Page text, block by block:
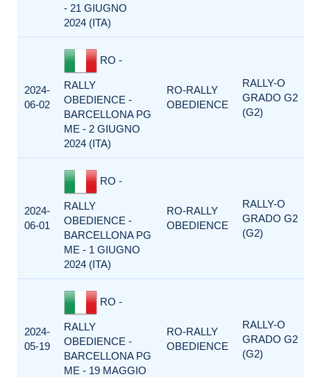
- 21 GIUGNO
2024 (ITA)
2024-
06-02
RO -
RALLY
OBEDIENCE -
BARCELLONA PG
ME - 2 GIUGNO
2024 (ITA)
RO-RALLY
OBEDIENCE
RALLY-O
GRADO G2
(G2)
2024-
06-01
RO -
RALLY
OBEDIENCE -
BARCELLONA PG
ME - 1 GIUGNO
2024 (ITA)
RO-RALLY
OBEDIENCE
RALLY-O
GRADO G2
(G2)
2024-
05-19
RO -
RALLY
OBEDIENCE -
BARCELLONA PG
ME - 19 MAGGIO
RO-RALLY
OBEDIENCE
RALLY-O
GRADO G2
(G2)